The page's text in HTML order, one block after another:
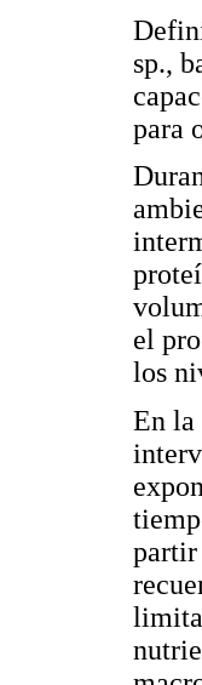
sp.,
para
el
los
En la
partir